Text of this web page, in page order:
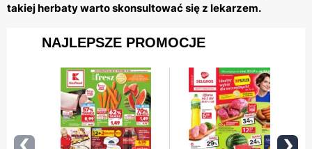
takiej herbaty warto skonsultować się z lekarzem.